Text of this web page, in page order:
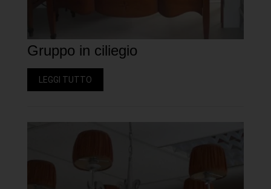
Gruppo in ciliegio
LEGGI TUTTO